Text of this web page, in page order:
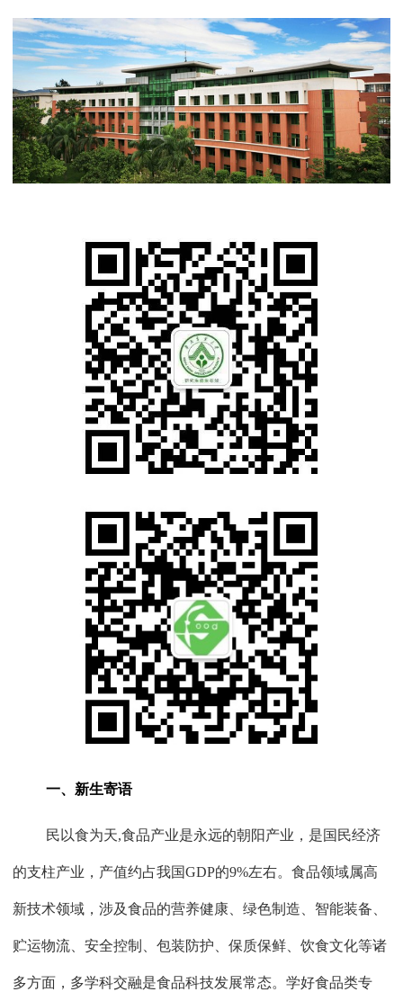
一、新生寄语
民以食为天,食品产业是永远的朝阳产业，是国民经济
的支柱产业，产值约占我国GDP的9%左右。食品领域属高
新技术领域，涉及食品的营养健康、绿色制造、智能装备、
贮运物流、安全控制、包装防护、保质保鲜、饮食文化等诸
多方面，多学科交融是食品科技发展常态。学好食品类专